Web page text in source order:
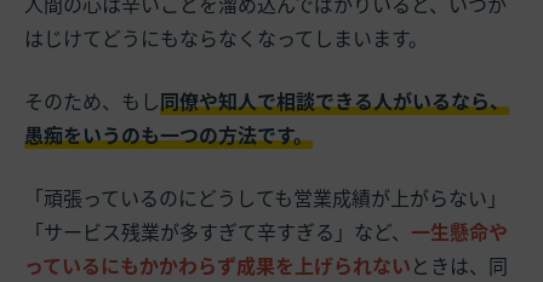
はじけてどうにもならなくなってしまいます。
そのため、もし同僚や知人で相談できる人がいるなら、
愚痴をいうのも一つの方法です。
「頑張っているのにどうしても営業成績が上がらない」
「サービス残業が多すぎて辛すぎる」など、 一生懸命や
っているにもかかわらず成果を上げられないときは、同